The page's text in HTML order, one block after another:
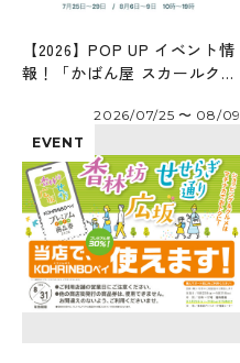
【2026】POP UP イベント情
報！「かばん屋 スカールクニ
2026/07/25 〜 08/09
EVENT